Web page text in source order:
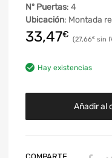
Nº Puertas: 4
Ubicación: Montada
33,47€ 27,66€
Hay existencias
Añadir al